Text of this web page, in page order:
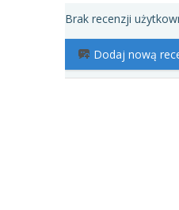
Brak recenzji
Dodaj nową